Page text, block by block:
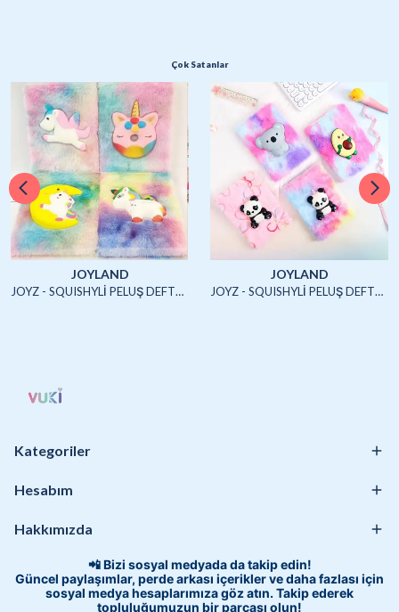
Çok Satanlar
JOYLAND
JOYZ - SQUISHYLİ PELUŞ DEFTER A5 (UNICORN2)-4/S
JOYLAND
JOYZ - SQUISHYLİ PELUŞ DEFTER A5 (HAYVANLAR)-4/S
Kategoriler
Hesabım
Hakkımızda
📲 Bizi sosyal medyada da takip edin!
Güncel paylaşımlar, perde arkası içerikler ve daha fazlası için
sosyal medya hesaplarımıza göz atın. Takip ederek
topluluğumuzun bir parçası olun!